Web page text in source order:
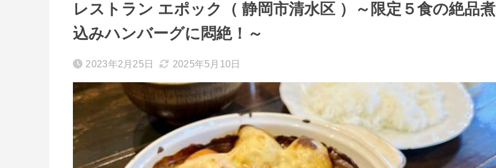
レストラン エポック（ 静岡市清水区 ）～限定５食の絶品煮
込みハンバーグに悶絶！～
2023年2月25日 2025年5月10日